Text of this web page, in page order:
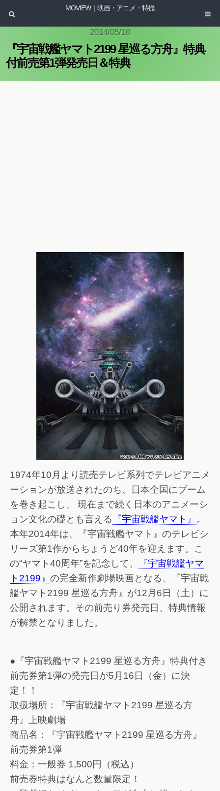
MOVIEW｜映画・アニメ・特撮
2014/05/10
『宇宙戦艦ヤマト2199 星巡る方舟』特典
付前売第1弾発売日＆特典
1974年10月より読売テレビ系列でテレビアニメ
ーションが放送されたのち、日本全国にブーム
を巻き起こし、 現在まで続く日本のアニメーシ
ョン文化の礎とも言える 『宇宙戦艦ヤマト』 。
本年2014年は、『宇宙戦艦ヤマト』のテレビシ
リーズ第1作からちょうど40年を迎えます。こ
の“ヤマト40周年”を記念して、
『宇宙戦艦ヤマ
ト2199』 の完全新作劇場映画となる、『宇宙戦
艦ヤマト2199 星巡る方舟』が12月6日（土）に
公開されます。その前売り券発売日、特典情報
が解禁となりました。
●『宇宙戦艦ヤマト2199 星巡る方舟』特典付き
前売券第1弾の発売日が5月16日（金）に決
定！！
取扱場所：『宇宙戦艦ヤマト2199 星巡る方
舟』上映劇場
商品名：『宇宙戦艦ヤマト2199 星巡る方舟』
前売券第1弾
料金：一般券 1,500円（税込）
前売券特典はなんと数量限定！